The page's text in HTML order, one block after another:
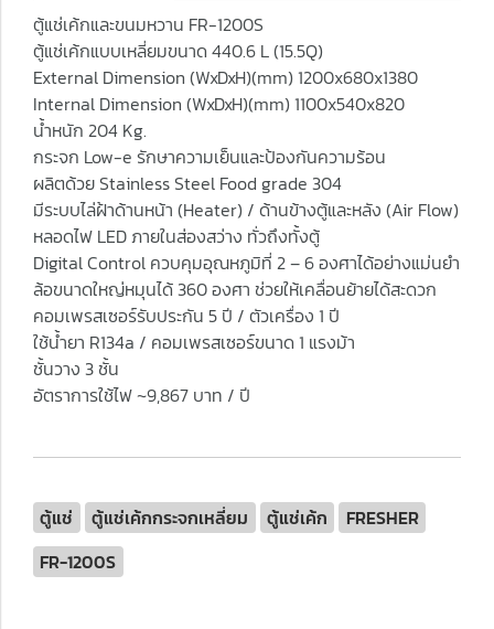
ตู้แช่เค้กและขนมหวาน FR-1200S
ตู้แช่เค้กแบบเหลี่ยมขนาด 440.6 L (15.5Q)
External Dimension (WxDxH)(mm) 1200x680x1380
Internal Dimension (WxDxH)(mm) 1100x540x820
น้ำหนัก 204 Kg.
กระจก Low-e รักษาความเย็นและป้องกันความร้อน
ผลิตด้วย Stainless Steel Food grade 304
มีระบบไล่ฝ้าด้านหน้า (Heater) / ด้านข้างตู้และหลัง (Air Flow)
หลอดไฟ LED ภายในส่องสว่าง ทั่วถึงทั้งตู้
Digital Control ควบคุมอุณหภูมิที่ 2 – 6 องศาได้อย่างแม่นยำ
ล้อขนาดใหญ่หมุนได้ 360 องศา ช่วยให้เคลื่อนย้ายได้สะดวก
คอมเพรสเซอร์รับประกัน 5 ปี / ตัวเครื่อง 1 ปี
ใช้น้ำยา R134a / คอมเพรสเซอร์ขนาด 1 แรงม้า
ชั้นวาง 3 ชั้น
อัตราการใช้ไฟ ~9,867 บาท / ปี
ตู้แช่ ตู้แช่เค้กกระจกเหลี่ยม ตู้แช่เค้ก
FRESHER
FR-1200S